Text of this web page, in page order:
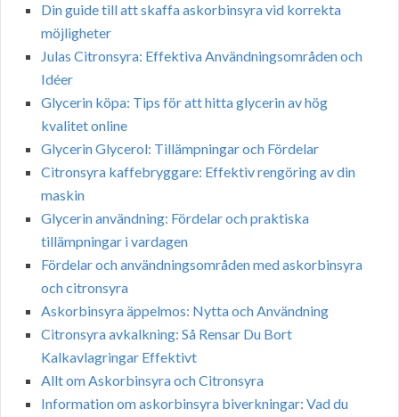
Din guide till att skaffa askorbinsyra vid korrekta
möjligheter
Julas Citronsyra: Effektiva Användningsområden och
Idéer
Glycerin köpa: Tips för att hitta glycerin av hög
kvalitet online
Glycerin Glycerol: Tillämpningar och Fördelar
Citronsyra kaffebryggare: Effektiv rengöring av din
maskin
Glycerin användning: Fördelar och praktiska
tillämpningar i vardagen
Fördelar och användningsområden med askorbinsyra
och citronsyra
Askorbinsyra äppelmos: Nytta och Användning
Citronsyra avkalkning: Så Rensar Du Bort
Kalkavlagringar Effektivt
Allt om Askorbinsyra och Citronsyra
Information om askorbinsyra biverkningar: Vad du